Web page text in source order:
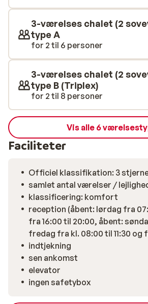
3-værelses chalet (2
type A
for 2 til 6 personer
3-værelses chalet (2
type B (Triplex)
for 2 til 8 personer
Vis alle 6
Faciliteter
Officiel klassifikation: 3
samlet antal værelser /
klassificering: komfort
reception (åbent: lørdag fra
fra 16:00 til 20:00, åbent:
fredag fra kl. 08:00 til 11:30 og
indtjekning
sen ankomst
elevator
ingen safetybox